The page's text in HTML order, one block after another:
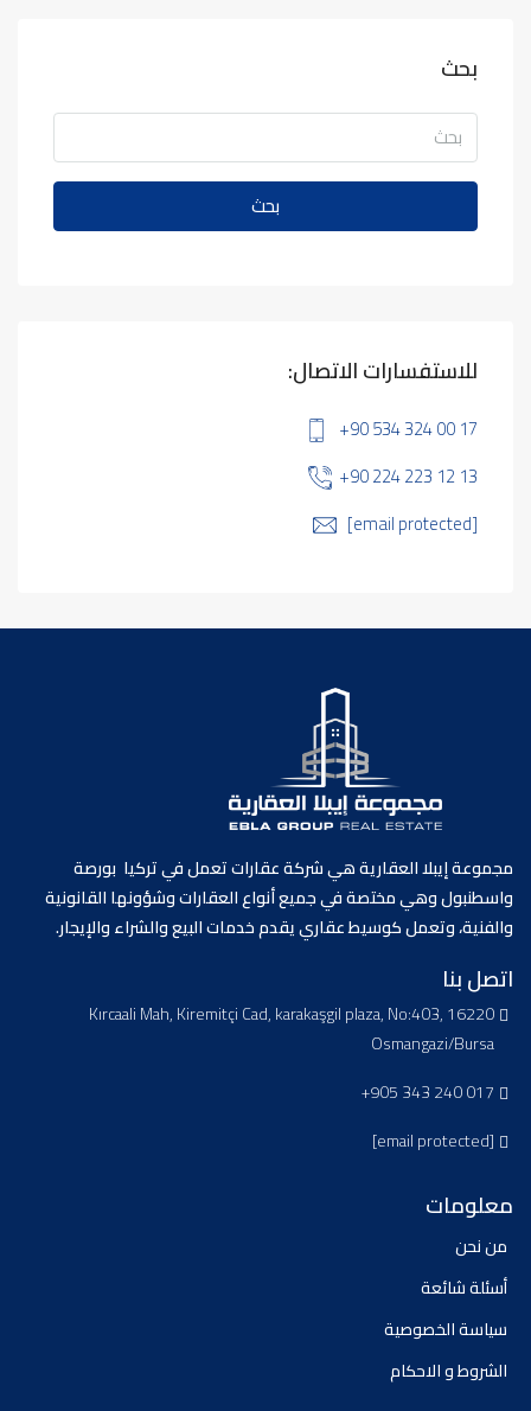
بحث
بحث
للاستفسارات الاتصال:
+90 534 324 00 17
+90 224 223 12 13
[email protected]
مجموعة إيبلا العقارية هي شركة عقارات تعمل في تركيا بورصة
واسطنبول وهي مختصة في جميع أنواع العقارات وشؤونها القانونية
والفنية، وتعمل كوسيط عقاري يقدم خدمات البيع والشراء والإيجار.
اتصل بنا
Kırcaali Mah, Kiremitçi Cad, karakaşgil plaza, No:403, 16220
Osmangazi/Bursa
+905 343 240 017
[email protected]
معلومات
من نحن
أسئلة شائعة
سياسة الخصوصية
الشروط و الاحكام